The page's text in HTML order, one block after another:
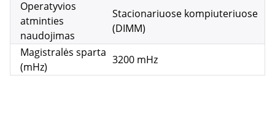
Operatyvios
atminties
naudojimas
Stacionariuose kompiuteriuose
(DIMM)
Magistralės sparta
(mHz)
3200 mHz